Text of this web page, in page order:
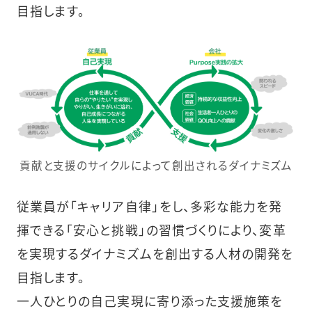
目指します。
貢献と支援のサイクルによって創出されるダイナミズム
従業員が「キャリア自律」をし、多彩な能力を発
揮できる「安心と挑戦」の習慣づくりにより、変革
を実現するダイナミズムを創出する人材の開発を
目指します。
一人ひとりの自己実現に寄り添った支援施策を